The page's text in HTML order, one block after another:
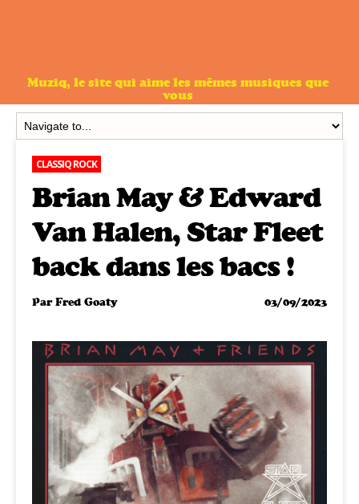
Muziq, le site qui aime les mêmes musiques que
vous
CLASSIQ ROCK
Brian May & Edward
Van Halen, Star Fleet
back dans les bacs !
ParFred Goaty 03/09/2023